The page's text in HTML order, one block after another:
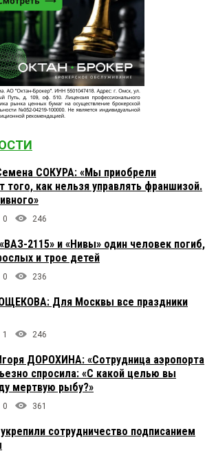
СОКУРА: «Мы приобрели
того, как нельзя управлять франшизой.
0 246
2115» и «Нивы» один человек погиб,
и трое детей
0 236
Для Москвы все праздники
1 246
ДОРОХИНА: «Сотрудница аэропорта
спросила: «С какой целью вы
мертвую рыбу?»
0 361
сотрудничество подписанием